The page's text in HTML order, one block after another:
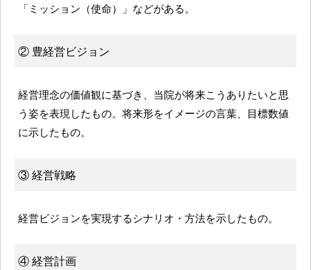
「ミッション（使命）」などがある。
② 豊経営ビジョン
経営理念の価値観に基づき、当院が将来こうありたいと思
う姿を表現したもの。将来形をイメージの言葉、目標数値
に示したもの。
③ 経営戦略
経営ビジョンを実現するシナリオ・方法を示したもの。
④ 経営計画